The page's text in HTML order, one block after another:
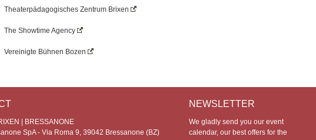
Theaterpädagogisches Zentrum Brixen
The Showtime Agency
Vereinigte Bühnen Bozen
| BRESSANONE
SpA - Via Roma 9, 39042 Bressanone (BZ)
NEWSLETTER
We gladly send you our event
calendar, our best offers for the